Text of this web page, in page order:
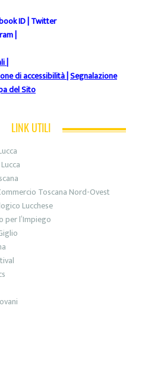
ID|Twitter
|
|
di accessibilità|Segnalazione
del Sito
LINK UTILI
Toscana Nord-Ovest
Lucchese
per l’Impiego